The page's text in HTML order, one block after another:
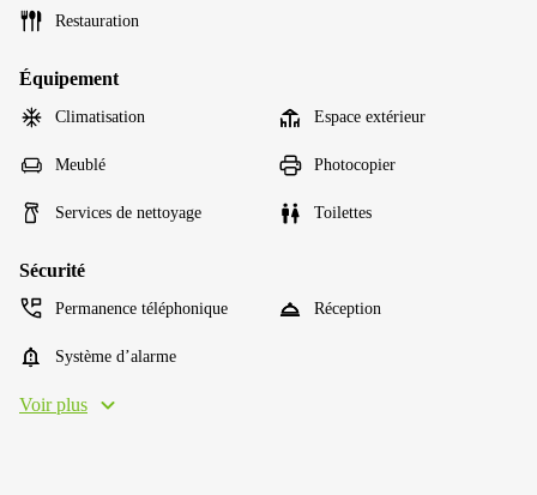
Restauration
Équipement
Climatisation Espace extérieur
Meublé Photocopier
Services de nettoyage Toilettes
Sécurité
Permanence téléphonique Réception
Système d’alarme
Voir plus